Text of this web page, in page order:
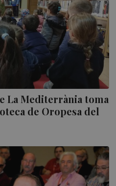
La Mediterrània toma
de Oropesa del